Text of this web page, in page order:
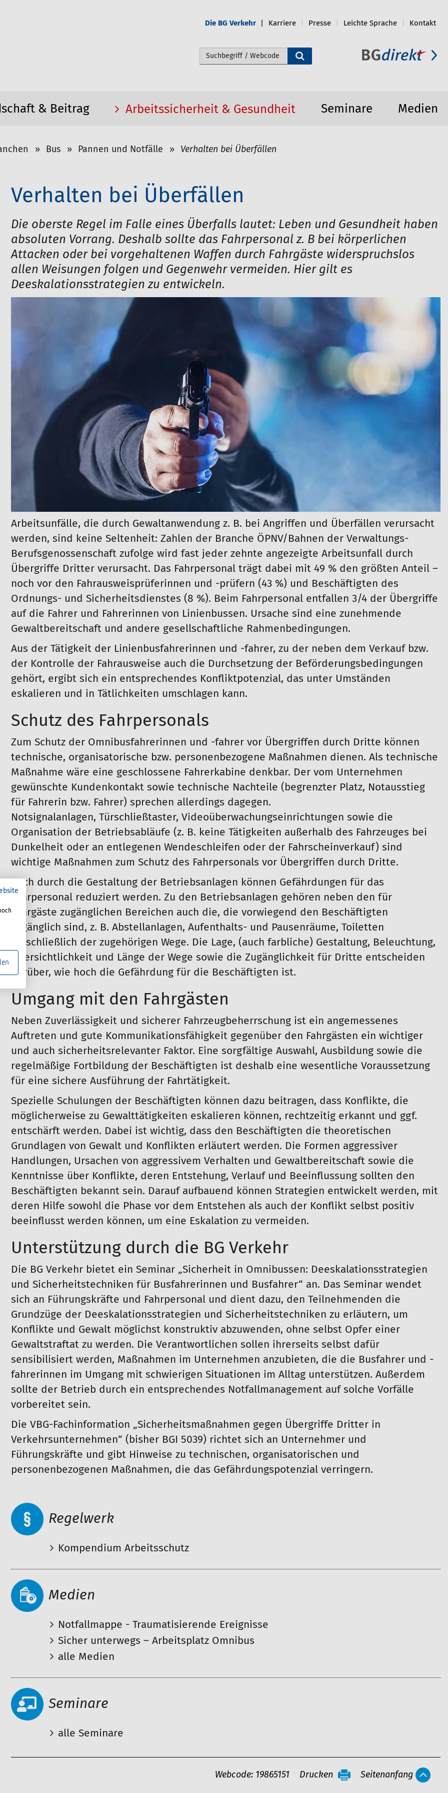
Die BG Verkehr Karriere Presse Leichte Sprache Kontakt
Webseite durchsuchen
& Beitrag Arbeitssicherheit & Gesundheit Seminare Medien
Bus Pannen und Notfälle Verhalten bei Überfällen
Verhalten bei Überfällen
Die oberste Regel im Falle eines Überfalls lautet: Leben und Gesundheit haben
absoluten Vorrang. Deshalb sollte das Fahrpersonal z. B bei körperlichen
Attacken oder bei vorgehaltenen Waffen durch Fahrgäste widerspruchslos
allen Weisungen folgen und Gegenwehr vermeiden. Hier gilt es
Deeskalationsstrategien zu entwickeln.
Arbeitsunfälle, die durch Gewaltanwendung z. B. bei Angriffen und Überfällen verursacht
werden, sind keine Seltenheit: Zahlen der Branche ÖPNV/Bahnen der Verwaltungs-
Berufsgenossenschaft zufolge wird fast jeder zehnte angezeigte Arbeitsunfall durch
Übergriffe Dritter verursacht. Das Fahrpersonal trägt dabei mit 49 % den größten Anteil –
noch vor den Fahrausweisprüferinnen und -prüfern (43 %) und Beschäftigten des
Ordnungs- und Sicherheitsdienstes (8 %). Beim Fahrpersonal entfallen 3/4 der Übergriffe
auf die Fahrer und Fahrerinnen von Linienbussen. Ursache sind eine zunehmende
Gewaltbereitschaft und andere gesellschaftliche Rahmenbedingungen.
Aus der Tätigkeit der Linienbusfahrerinnen und -fahrer, zu der neben dem Verkauf bzw.
der Kontrolle der Fahrausweise auch die Durchsetzung der Beförderungsbedingungen
gehört, ergibt sich ein entsprechendes Konfliktpotenzial, das unter Umständen
eskalieren und in Tätlichkeiten umschlagen kann.
Schutz des Fahrpersonals
Zum Schutz der Omnibusfahrerinnen und -fahrer vor Übergriffen durch Dritte können
technische, organisatorische bzw. personenbezogene Maßnahmen dienen. Als technische
Maßnahme wäre eine geschlossene Fahrerkabine denkbar. Der vom Unternehmen
gewünschte Kundenkontakt sowie technische Nachteile (begrenzter Platz, Notausstieg
für Fahrerin bzw. Fahrer) sprechen allerdings dagegen.
Notsignalanlagen, Türschließtaster, Videoüberwachungseinrichtungen sowie die
Organisation der Betriebsabläufe (z. B. keine Tätigkeiten außerhalb des Fahrzeuges bei
Dunkelheit oder an entlegenen Wendeschleifen oder der Fahrscheinverkauf) sind
wichtige Maßnahmen zum Schutz des Fahrpersonals vor Übergriffen durch Dritte.
Auch durch die Gestaltung der Betriebsanlagen können Gefährdungen für das
Fahrpersonal reduziert werden. Zu den Betriebsanlagen gehören neben den für
Fahrgäste zugänglichen Bereichen auch die, die vorwiegend den Beschäftigten
zugänglich sind, z. B. Abstellanlagen, Aufenthalts- und Pausenräume, Toiletten
einschließlich der zugehörigen Wege. Die Lage, (auch farbliche) Gestaltung, Beleuchtung,
Übersichtlichkeit und Länge der Wege sowie die Zugänglichkeit für Dritte entscheiden
darüber, wie hoch die Gefährdung für die Beschäftigten ist.
Umgang mit den Fahrgästen
Neben Zuverlässigkeit und sicherer Fahrzeugbeherrschung ist ein angemessenes
Auftreten und gute Kommunikationsfähigkeit gegenüber den Fahrgästen ein wichtiger
und auch sicherheitsrelevanter Faktor. Eine sorgfältige Auswahl, Ausbildung sowie die
regelmäßige Fortbildung der Beschäftigten ist deshalb eine wesentliche Voraussetzung
für eine sichere Ausführung der Fahrtätigkeit.
Spezielle Schulungen der Beschäftigten können dazu beitragen, dass Konflikte, die
möglicherweise zu Gewalttätigkeiten eskalieren können, rechtzeitig erkannt und ggf.
entschärft werden. Dabei ist wichtig, dass den Beschäftigten die theoretischen
Grundlagen von Gewalt und Konflikten erläutert werden. Die Formen aggressiver
Handlungen, Ursachen von aggressivem Verhalten und Gewaltbereitschaft sowie die
Kenntnisse über Konflikte, deren Entstehung, Verlauf und Beeinflussung sollten den
Beschäftigten bekannt sein. Darauf aufbauend können Strategien entwickelt werden, mit
deren Hilfe sowohl die Phase vor dem Entstehen als auch der Konflikt selbst positiv
beeinflusst werden können, um eine Eskalation zu vermeiden.
Unterstützung durch die BG Verkehr
Die BG Verkehr bietet ein Seminar „Sicherheit in Omnibussen: Deeskalationsstrategien
und Sicherheitstechniken für Busfahrerinnen und Busfahrer“ an. Das Seminar wendet
sich an Führungskräfte und Fahrpersonal und dient dazu, den Teilnehmenden die
Grundzüge der Deeskalationsstrategien und Sicherheitstechniken zu erläutern, um
Konflikte und Gewalt möglichst konstruktiv abzuwenden, ohne selbst Opfer einer
Gewaltstraftat zu werden. Die Verantwortlichen sollen ihrerseits selbst dafür
sensibilisiert werden, Maßnahmen im Unternehmen anzubieten, die die Busfahrer und -
fahrerinnen im Umgang mit schwierigen Situationen im Alltag unterstützen. Außerdem
sollte der Betrieb durch ein entsprechendes Notfallmanagement auf solche Vorfälle
vorbereitet sein.
Die VBG-Fachinformation „Sicherheitsmaßnahmen gegen Übergriffe Dritter in
Verkehrsunternehmen“ (bisher BGI 5039) richtet sich an Unternehmer und
Führungskräfte und gibt Hinweise zu technischen, organisatorischen und
personenbezogenen Maßnahmen, die das Gefährdungspotenzial verringern.
Regelwerk
Kompendium Arbeitsschutz
Medien
Notfallmappe - Traumatisierende Ereignisse
Sicher unterwegs – Arbeitsplatz Omnibus
alle Medien
Seminare
alle Seminare
Webcode: 19865151 Drucken Seitenanfang